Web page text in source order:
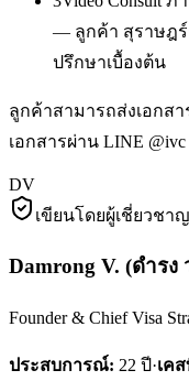
— ลูกค้า สุราษฎร์
ปรึกษาเบื้องต้น
ลูกค้าสามารถส่งเอกส
เอกสารผ่าน LINE
DV
เขียนโดยผู้เชี่ยวชาญ
Damrong V. (ดำรง
Founder & Chief Visa
ประสบการณ์: 22 ปี·เค